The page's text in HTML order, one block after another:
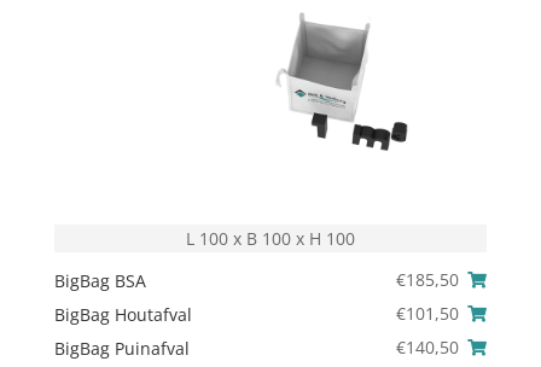
L 100 x B 100 x H 100
BigBag BSA
€185,50
BigBag Houtafval
€101,50
BigBag Puinafval
€140,50